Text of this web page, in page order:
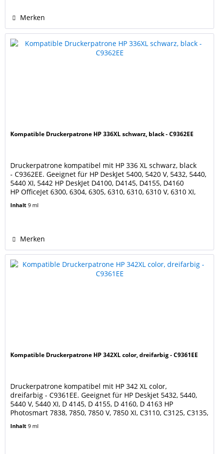
Merken
Kompatible Druckerpatrone HP 336XL schwarz, black - C9362EE
Druckerpatrone kompatibel mit HP 336 XL schwarz, black
- C9362EE. Geeignet für HP DeskJet 5400, 5420 V, 5432, 5440,
5440 XI, 5442 HP DeskJet D4100, D4145, D4155, D4160
HP OfficeJet 6300, 6304, 6305, 6310, 6310, 6310 V, 6310 XI,
7800, 7850, 7850, 7850 V, 7850 XI HP PhotoSmart C3100,
Inhalt9 ml
Merken
Kompatible Druckerpatrone HP 342XL color, dreifarbig - C9361EE
Druckerpatrone kompatibel mit HP 342 XL color,
dreifarbig - C9361EE. Geeignet für HP Deskjet 5432, 5440,
5440 V, 5440 XI, D 4145, D 4155, D 4160, D 4163 HP
Photosmart 7838, 7850, 7850 V, 7850 XI, C3110, C3125, C3135,
C3188, C3190, C3193, C3194, C4110, C4140, C4150, C4170,
Inhalt9 ml